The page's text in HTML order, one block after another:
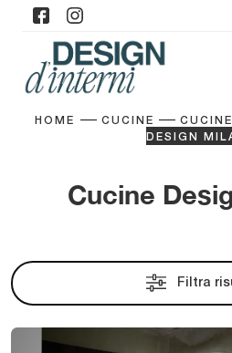
HOME CUCINE
DESIGN
Cucine
Filtra